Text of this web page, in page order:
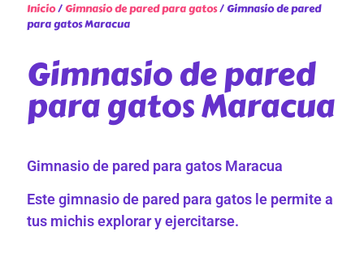
Inicio/Gimnasio de pared para gatos/ Gimnasio de pared
para gatos Maracua
Gimnasio de pared
para gatos Maracua
Gimnasio de pared para gatos Maracua
Este gimnasio de pared para gatos le permite a
tus michis explorar y ejercitarse.